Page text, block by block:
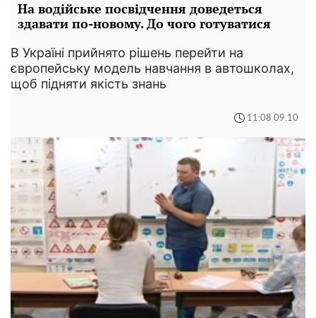
На водійське посвідчення доведеться
здавати по-новому. До чого готуватися
В Україні прийнято рішень перейти на
європейську модель навчання в автошколах,
щоб підняти якість знань
11:08 09.10